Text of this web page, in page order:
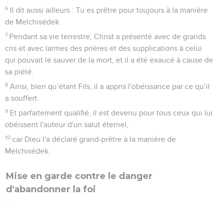
6 Il dit aussi ailleurs : Tu es prêtre pour toujours à la manière
de Melchisédek.
7 Pendant sa vie terrestre, Christ a présenté avec de grands
cris et avec larmes des prières et des supplications à celui
qui pouvait le sauver de la mort, et il a été exaucé à cause de
sa piété.
8 Ainsi, bien qu’étant Fils, il a appris l'obéissance par ce qu’il
a souffert.
9 Et parfaitement qualifié, il est devenu pour tous ceux qui lui
obéissent l'auteur d'un salut éternel,
10 car Dieu l'a déclaré grand-prêtre à la manière de
Melchisédek.
Mise en garde contre le danger
d'abandonner la foi